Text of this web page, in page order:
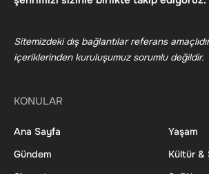
Sitemizdeki dış bağlantılar referans
içeriklerinden kuruluşumuz sorumlu değildir.
KONULAR
Ana Sayfa
Gündem
Yaşam
Kültür &